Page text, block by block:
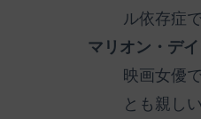
ル依存症
マリオン・デ
映画女優
とも親し